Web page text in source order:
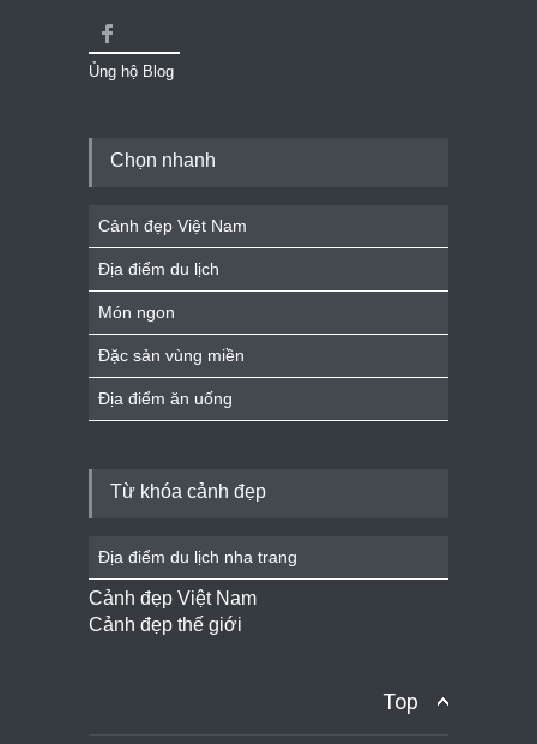
Ủng hộ Blog
Chọn nhanh
Cảnh đẹp Việt Nam
Địa điểm du lịch
Món ngon
Đặc sản vùng miền
Địa điểm ăn uống
Từ khóa cảnh đẹp
Địa điểm du lịch nha trang
Cảnh đẹp Việt Nam
Cảnh đẹp thế giới
Top